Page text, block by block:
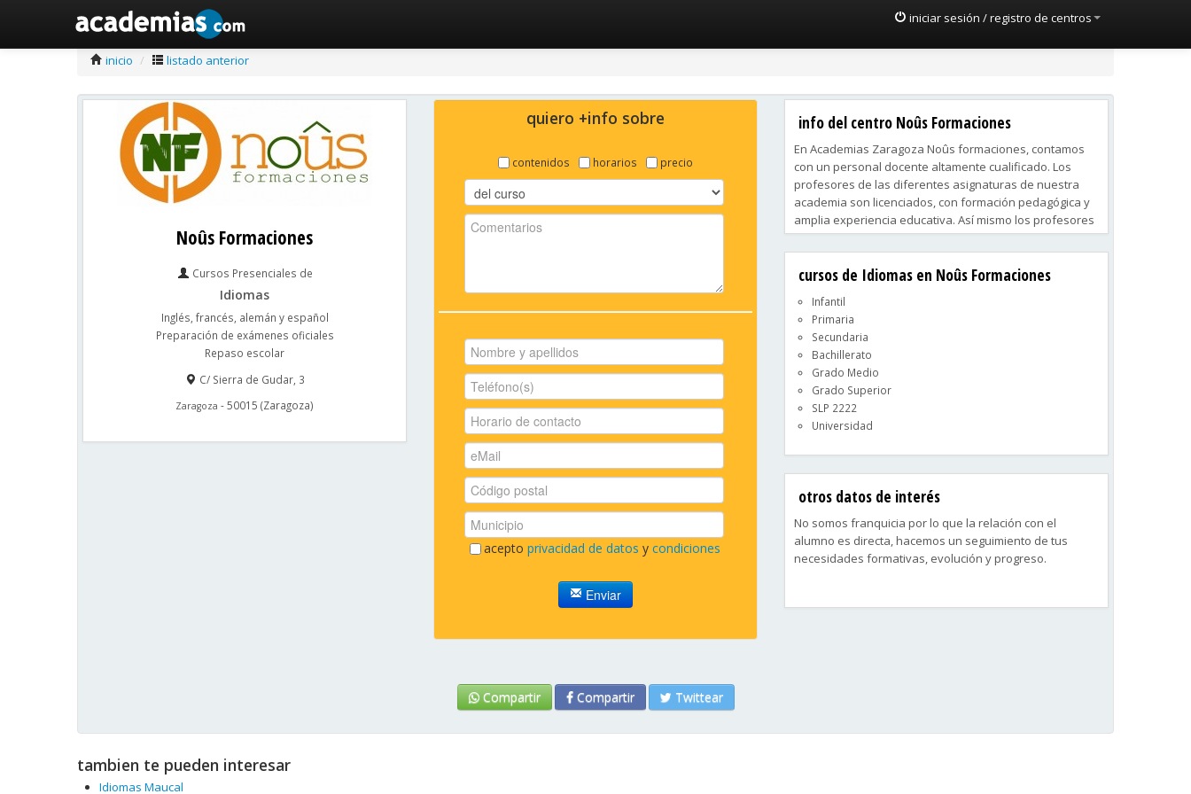
iniciar sesión / registro de centros
inicio / listado anterior
Noûs Formaciones
Cursos Presenciales de
Idiomas
Inglés, francés, alemán y español
Preparación de exámenes oficiales
Repaso escolar
C/ Sierra de Gudar, 3
Zaragoza -50015 (Zaragoza)
quiero +info sobre
contenidos horarios precio
aceptoprivacidad de datos ycondiciones
Enviar
info del centro Noûs Formaciones
En Academias Zaragoza Noûs formaciones, contamos
con un personal docente altamente cualificado. Los
profesores de las diferentes asignaturas de nuestra
academia son licenciados, con formación pedagógica y
amplia experiencia educativa. Así mismo los profesores
de idiomas son nativos y bilingües con formación y
experiencia en la enseñanza del idioma tanto para
niños como para adultos.
cursos de Idiomas en Noûs Formaciones
Infantil
Primaria
Secundaria
Bachillerato
Grado Medio
Grado Superior
SLP 2222
Universidad
otros datos de interés
No somos franquicia por lo que la relación con el
alumno es directa, hacemos un seguimiento de tus
necesidades formativas, evolución y progreso.
Compartir Compartir Twittear
tambien te pueden interesar
Idiomas Maucal